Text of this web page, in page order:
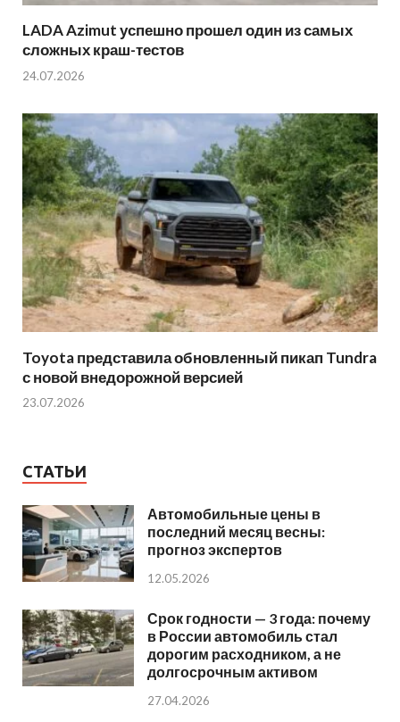
LADA Azimut успешно прошел один из самых
сложных краш-тестов
24.07.2026
Toyota представила обновленный пикап Tundra
с новой внедорожной версией
23.07.2026
СТАТЬИ
Автомобильные цены в
последний месяц весны:
прогноз экспертов
12.05.2026
Срок годности — 3 года: почему
в России автомобиль стал
дорогим расходником, а не
долгосрочным активом
27.04.2026